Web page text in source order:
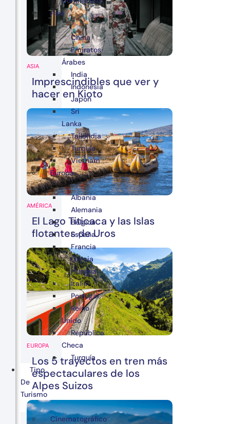
ASIA
Imprescindibles que ver y
hacer en Kioto
AMÉRICA
El Lago Titicaca y las Islas
flotantes de Uros
EUROPA
Los 5 trayectos en tren más
espectaculares de los
Alpes Suizos
Asia
China
Emiratos
Árabes
India
Indonesia
Japón
Sri
Lanka
Tailandia
Turquía
Vietnam
Europa
Albania
Alemania
Bélgica
España
Francia
Grecia
Hungría
Italia
Portugal
Reino
Unido
República
Checa
Turquía
Tipo
De
Turismo
Cinematográfico